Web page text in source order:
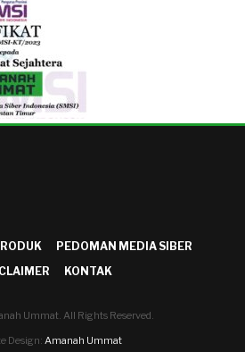
PEDOMAN MEDIA SIBER
KONTAK
Ummat. All Rights Reserved.
Design: Amanah Ummat